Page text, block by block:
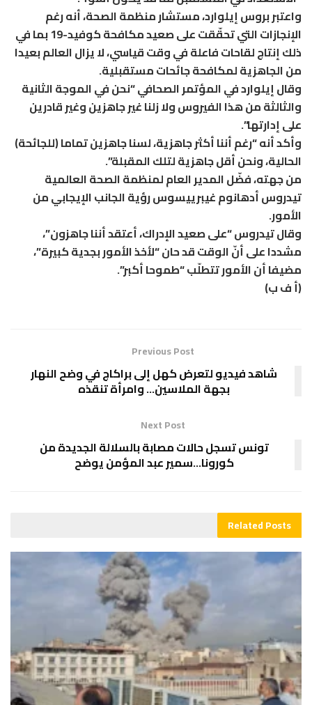
واعتبر بروس إيلوارد، مستشار منظمة الصحة، أنه رغم
الإنجازات التي تحقّقت على صعيد مكافحة كوفيد-19 بما في
ذلك إنتاج لقاحات فاعلة في وقت قياسي، لا يزال العالم بعيدا
من الجاهزية لمكافحة جائحات مستقبلية.
وقال إيلوارد في المؤتمر الصحافي “نحن في الموجة الثانية
والثالثة من هذا الفيروس ولا زلنا غير جاهزين وغير قادرين
على إدارتها”.
وأكد أنه “رغم أننا أكثر جاهزية، لسنا جاهزين تماما (للجائحة)
الحالية، ونحن أقل جاهزية لتلك المقبلة”.
من جهته، فضّل المدير العام لمنظمة الصحة العالمية
تيدروس أدهانوم غيبرييسوس رؤية الجانب الإيجابي من
الأمور.
وقال تيدروس “على صعيد الإدراك، أعتقد أننا جاهزون”،
مشددا على أنّ الوقت قد حان “لأخذ الأمور بجدية كبيرة”،
مضيفا أن الأمور تتطلّب “طموحا أكبر”.
(أ ف ب)
Previous Post
شاهد فيديو لتعرض كهل إلى براكاج في وضح النهار
بجهة الملاسين… وامرأة تنقذه
Next Post
تونس تسجل حالات مصابة بالسلالة الجديدة من
كورونا…سمير عبد المؤمن يوضح
RelatedPosts